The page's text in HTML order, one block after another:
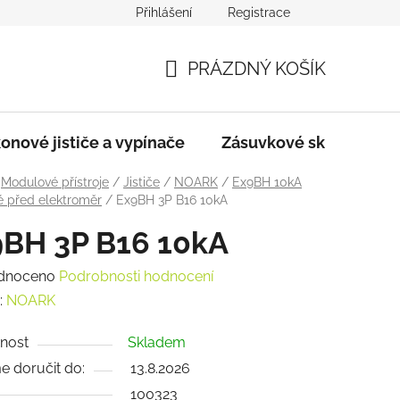
Podmínky ochrany osobních údajů
Přihlášení Registrace
KOŠÍK
PRÁZDNÝ KOŠÍK
jističe a vypínače Zásuvkové skříně
Modulové přístroje / Jističe / NOARK / Ex9BH 10kA
před elektroměr / Ex9BH 3P B16 10kA
3P B16 10kA
Podrobnosti hodnocení
NOARK
Skladem
doručit do:
13.8.2026
100323